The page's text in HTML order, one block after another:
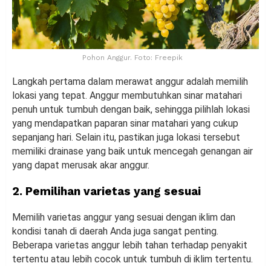
Pohon Anggur. Foto: Freepik
Langkah pertama dalam merawat anggur adalah memilih
lokasi yang tepat. Anggur membutuhkan sinar matahari
penuh untuk tumbuh dengan baik, sehingga pilihlah lokasi
yang mendapatkan paparan sinar matahari yang cukup
sepanjang hari. Selain itu, pastikan juga lokasi tersebut
memiliki drainase yang baik untuk mencegah genangan air
yang dapat merusak akar anggur.
2. Pemilihan varietas yang sesuai
Memilih varietas anggur yang sesuai dengan iklim dan
kondisi tanah di daerah Anda juga sangat penting.
Beberapa varietas anggur lebih tahan terhadap penyakit
tertentu atau lebih cocok untuk tumbuh di iklim tertentu.